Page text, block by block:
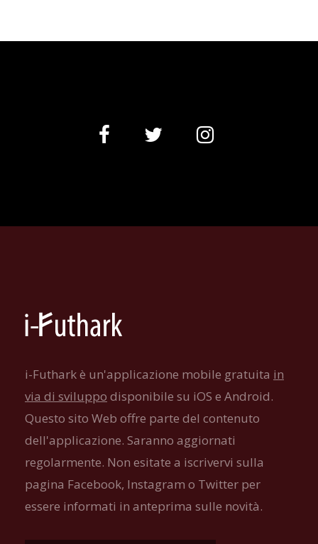
i-Futhark è un'applicazione mobile gratuita in
via di sviluppo disponibile su iOS e Android.
Questo sito Web offre parte del contenuto
dell'applicazione. Saranno aggiornati
regolarmente. Non esitate a iscrivervi sulla
pagina Facebook, Instagram o Twitter per
essere informati in anteprima sulle novità.